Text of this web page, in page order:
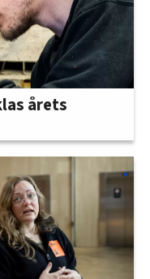
årets